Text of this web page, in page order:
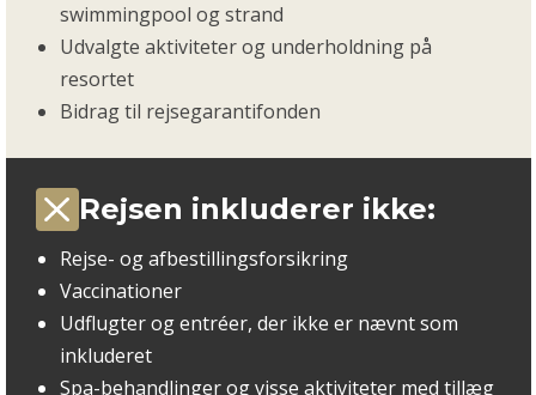
swimmingpool og strand
Udvalgte aktiviteter og underholdning på
resortet
Bidrag til rejsegarantifonden
Rejsen inkluderer ikke:
Rejse- og afbestillingsforsikring
Vaccinationer
Udflugter og entréer, der ikke er nævnt som
inkluderet
Spa-behandlinger og visse aktiviteter med tillæg